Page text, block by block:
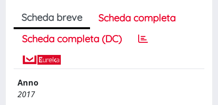
Scheda breve
Scheda completa
Scheda completa (DC)
Anno
2017